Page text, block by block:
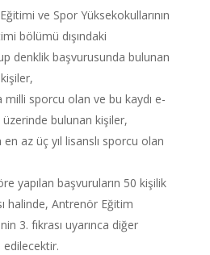
ve Spor Yüksekokullarının
bölümü dışındaki
denklik başvurusunda bulunan
milli sporcu olan ve bu kaydı e-
bulunan kişiler,
az üç yıl lisanslı sporcu olan
yapılan başvuruların 50 kişilik
halinde, Antrenör Eğitim
3. fıkrası uyarınca diğer
edilecektir.